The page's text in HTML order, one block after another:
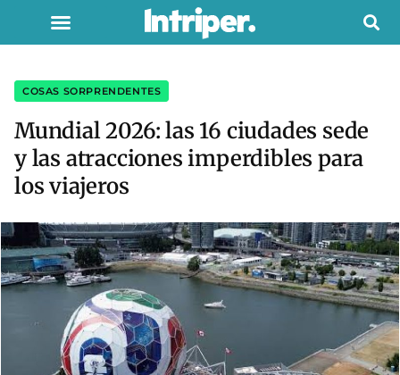
COSAS SORPRENDENTES
Mundial 2026: las 16 ciudades sede
y las atracciones imperdibles para
los viajeros